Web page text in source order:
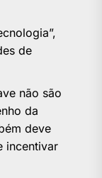
de
não são
da
deve
incentivar